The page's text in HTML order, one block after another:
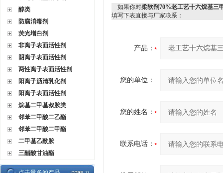
醇类
防腐消毒剂
荧光增白剂
非离子表面活性剂
阴离子表面活性剂
两性离子表面活性剂
阳离子沥清乳化剂
阳离子表面活性剂
烷基二甲基叔胺类
邻苯二甲酸二乙酯
邻苯二甲酸二甲酯
二甲基乙酰胺
三醋酸甘油酯
如果你对柔软剂70%老工艺十六烷基三
填写下表直接与厂家联系：
产品：
您的单位：
您的姓名：
联系电话：